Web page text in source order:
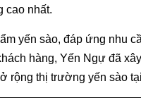
cao nhất.
yến sào, đáp ứng nhu
hàng, Yến Ngự đã
rộng thị trường yến sào